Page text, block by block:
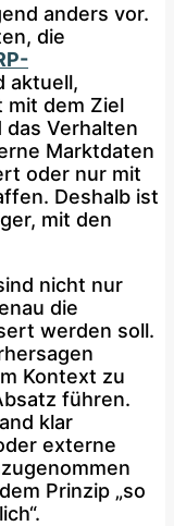
anders vor.
die
aktuell,
mit dem Ziel
Verhalten
Marktdaten
oder nur mit
Deshalb ist
mit den
nicht nur
die
werden soll.
Kontext zu
führen.
klar
externe
Prinzip „so